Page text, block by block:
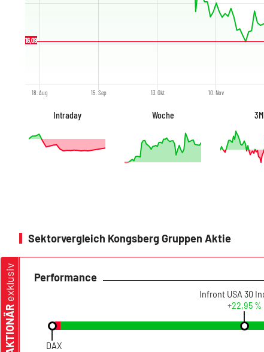
18. Aug 15. Sep 13. Okt 10. Nov
16,09
Intraday Woche 3M
Sektorvergleich Kongsberg Gruppen Aktie
Performance
DAX
+22,95 %
exklusiv